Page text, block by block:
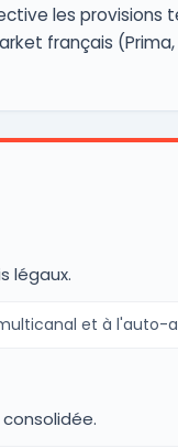
les provisions
français (Prima,
légaux.
multicanal et à